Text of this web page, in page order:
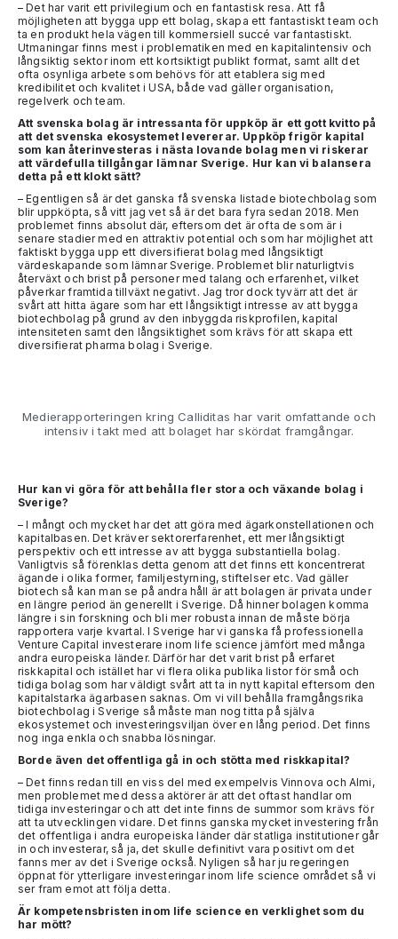
– Det har varit ett privilegium och en fantastisk resa. Att få
möjligheten att bygga upp ett bolag, skapa ett fantastiskt team och
ta en produkt hela vägen till kommersiell succé var fantastiskt.
Utmaningar finns mest i problematiken med en kapitalintensiv och
långsiktig sektor inom ett kortsiktigt publikt format, samt allt det
ofta osynliga arbete som behövs för att etablera sig med
kredibilitet och kvalitet i USA, både vad gäller organisation,
regelverk och team.
Att svenska bolag är intressanta för uppköp är ett gott kvitto på
att det svenska ekosystemet levererar. Uppköp frigör kapital
som kan återinvesteras i nästa lovande bolag men vi riskerar
att värdefulla tillgångar lämnar Sverige. Hur kan vi balansera
detta på ett klokt sätt?
– Egentligen så är det ganska få svenska listade biotechbolag som
blir uppköpta, så vitt jag vet så är det bara fyra sedan 2018. Men
problemet finns absolut där, eftersom det är ofta de som är i
senare stadier med en attraktiv potential och som har möjlighet att
faktiskt bygga upp ett diversifierat bolag med långsiktigt
värdeskapande som lämnar Sverige. Problemet blir naturligtvis
återväxt och brist på personer med talang och erfarenhet, vilket
påverkar framtida tillväxt negativt. Jag tror dock tyvärr att det är
svårt att hitta ägare som har ett långsiktigt intresse av att bygga
biotechbolag på grund av den inbyggda riskprofilen, kapital
intensiteten samt den långsiktighet som krävs för att skapa ett
diversifierat pharma bolag i Sverige.
Medierapporteringen kring Calliditas har varit omfattande och
intensiv i takt med att bolaget har skördat framgångar.
Hur kan vi göra för att behålla fler stora och växande bolag i
Sverige?
– I mångt och mycket har det att göra med ägarkonstellationen och
kapitalbasen. Det kräver sektorerfarenhet, ett mer långsiktigt
perspektiv och ett intresse av att bygga substantiella bolag.
Vanligtvis så förenklas detta genom att det finns ett koncentrerat
ägande i olika former, familjestyrning, stiftelser etc. Vad gäller
biotech så kan man se på andra håll är att bolagen är privata under
en längre period än generellt i Sverige. Då hinner bolagen komma
längre i sin forskning och bli mer robusta innan de måste börja
rapportera varje kvartal. I Sverige har vi ganska få professionella
Venture Capital investerare inom life science jämfört med många
andra europeiska länder. Därför har det varit brist på erfaret
riskkapital och istället har vi flera olika publika listor för små och
tidiga bolag som har väldigt svårt att ta in nytt kapital eftersom den
kapitalstarka ägarbasen saknas. Om vi vill behålla framgångsrika
biotechbolag i Sverige så måste man nog titta på själva
ekosystemet och investeringsviljan över en lång period. Det finns
nog inga enkla och snabba lösningar.
Borde även det offentliga gå in och stötta med riskkapital?
– Det finns redan till en viss del med exempelvis Vinnova och Almi,
men problemet med dessa aktörer är att det oftast handlar om
tidiga investeringar och att det inte finns de summor som krävs för
att ta utvecklingen vidare. Det finns ganska mycket investering från
det offentliga i andra europeiska länder där statliga institutioner går
in och investerar, så ja, det skulle definitivt vara positivt om det
fanns mer av det i Sverige också. Nyligen så har ju regeringen
öppnat för ytterligare investeringar inom life science området så vi
ser fram emot att följa detta.
Är kompetensbristen inom life science en verklighet som du
har mött?